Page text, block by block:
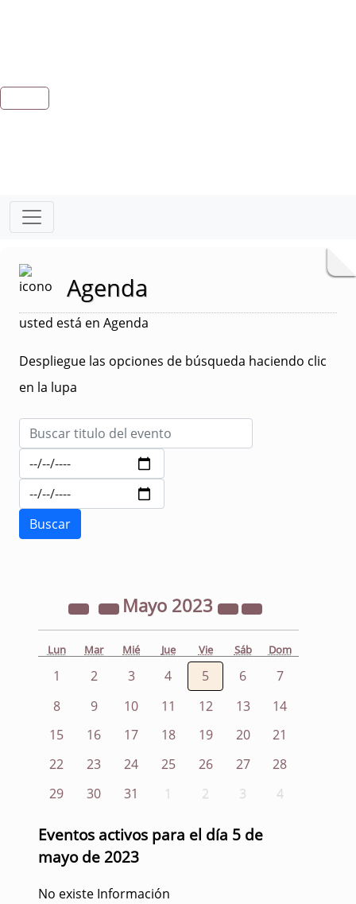
Agenda
usted está en Agenda
Despliegue las opciones de búsqueda haciendo clic
en la lupa
Mayo 2023
Lun Mar Mié Jue Vie Sáb Dom
1 2 3 4 5 6
7
8
9 10 11 12 13
14
15
16 17 18 19 20
21
22
23 24 25 26 27
28
29
30 31 1 2 3 4
Eventos activos para el día 5 de
mayo de 2023
No existe Información